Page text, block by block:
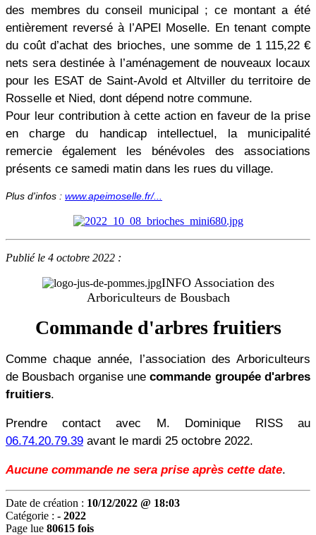
des membres du conseil municipal ; ce montant a été
entièrement reversé à l’APEI Moselle. En tenant compte
du coût d’achat des brioches, une somme de 1 115,22 €
nets sera destinée à l’aménagement de nouveaux locaux
pour les ESAT de Saint-Avold et Altviller du territoire de
Rosselle et Nied, dont dépend notre commune.
Pour leur contribution à cette action en faveur de la prise
en charge du handicap intellectuel, la municipalité
remercie également les bénévoles des associations
présents ce samedi matin dans les rues du village.
Plus d'infos : www.apeimoselle.fr/...
Publié le 4 octobre 2022 :
INFO Association des
Arboriculteurs de Bousbach
Commande d'arbres fruitiers
Comme chaque année, l’association des Arboriculteurs
de Bousbach organise unecommande groupée d'arbres
fruitiers.
Prendre contact avec M. Dominique RISS au
06.74.20.79.39 avant le mardi 25 octobre 2022.
Aucune commande ne sera prise après cette date.
Date de création : 10/12/2022 @ 18:03
Catégorie : - 2022
Page lue 80615 fois